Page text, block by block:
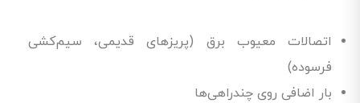
اتصالات معیوب برق (پریزهای قدیمی، سیم‌کشی
فرسوده)
بار اضافی روی چندراهی‌ها